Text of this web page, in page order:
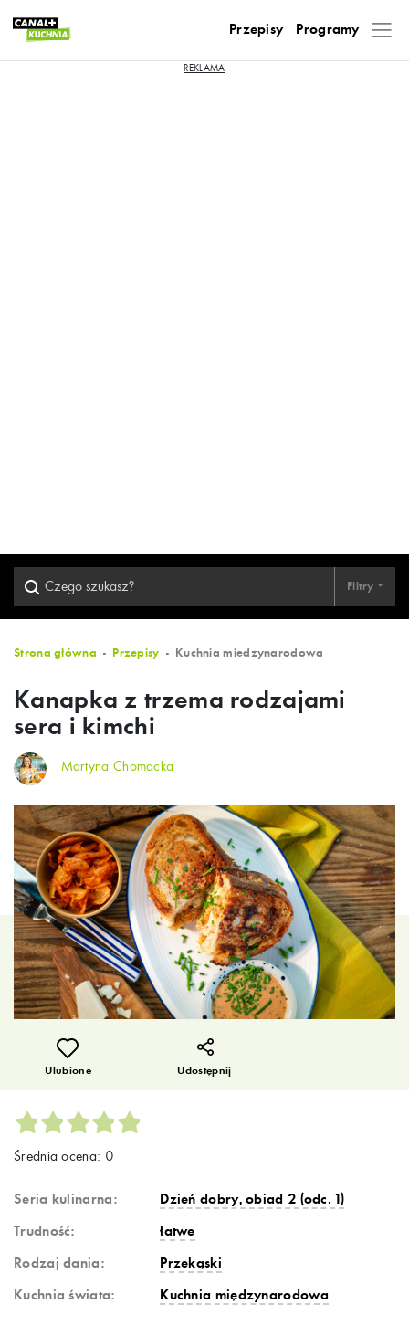
Przepisy Programy
Filtry
Strona główna Przepisy Kuchnia międzynarodowa
Kanapka z trzema rodzajami
sera i kimchi
Martyna Chomacka
Ulubione Udostępnij
Średnia ocena: 0
Seria kulinarna:
Dzień dobry, obiad 2 (odc. 1)
Trudność:
łatwe
Rodzaj dania:
Przekąski
Kuchnia świata:
Kuchnia międzynarodowa